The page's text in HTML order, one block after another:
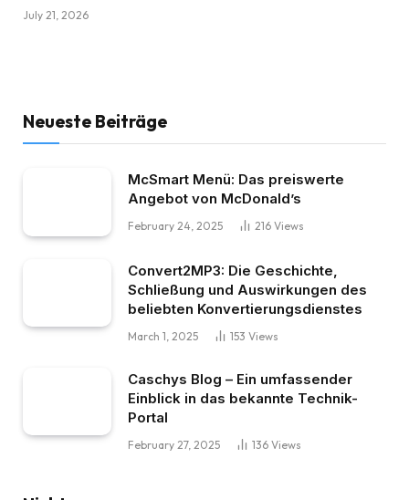
July 21, 2026
Neueste Beiträge
McSmart Menü: Das preiswerte
Angebot von McDonald’s
February 24, 2025 216 Views
Convert2MP3: Die Geschichte,
Schließung und Auswirkungen des
beliebten Konvertierungsdienstes
March 1, 2025 153 Views
Caschys Blog – Ein umfassender
Einblick in das bekannte Technik-
Portal
February 27, 2025 136 Views